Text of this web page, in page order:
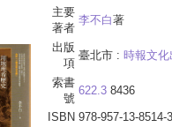
主要
著者
李不白著
出版
項
臺北市 : 時報文
索書
號
622.3 8436
ISBN 978-957-13-8514-3